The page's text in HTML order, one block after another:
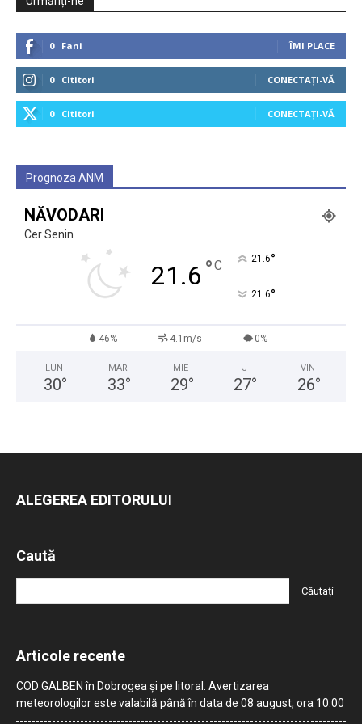
0 Fani ÎMI PLACE
0 Cititori CONECTAȚI-VĂ
0 Cititori CONECTAȚI-VĂ
Prognoza ANM
NĂVODARI
Cer Senin
21.6 °C 21.6°
21.6°
46% 4.1m/s 0%
LUN
30°
MAR
33°
MIE
29°
J
27°
VIN
26°
ALEGEREA EDITORULUI
Caută
Articole recente
COD GALBEN în Dobrogea și pe litoral. Avertizarea
meteorologilor este valabilă până în data de 08 august, ora 10:00